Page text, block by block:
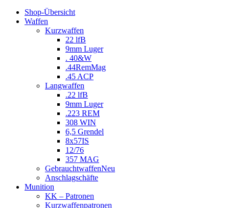
Shop-Übersicht
Waffen
Kurzwaffen
22 lfB
9mm Luger
. 40&W
.44RemMag
.45 ACP
Langwaffen
.22 lfB
9mm Luger
.223 REM
308 WIN
6,5 Grendel
8x57IS
12/76
357 MAG
GebrauchtwaffenNeu
Anschlagschäfte
Munition
KK – Patronen
Kurzwaffenpatronen